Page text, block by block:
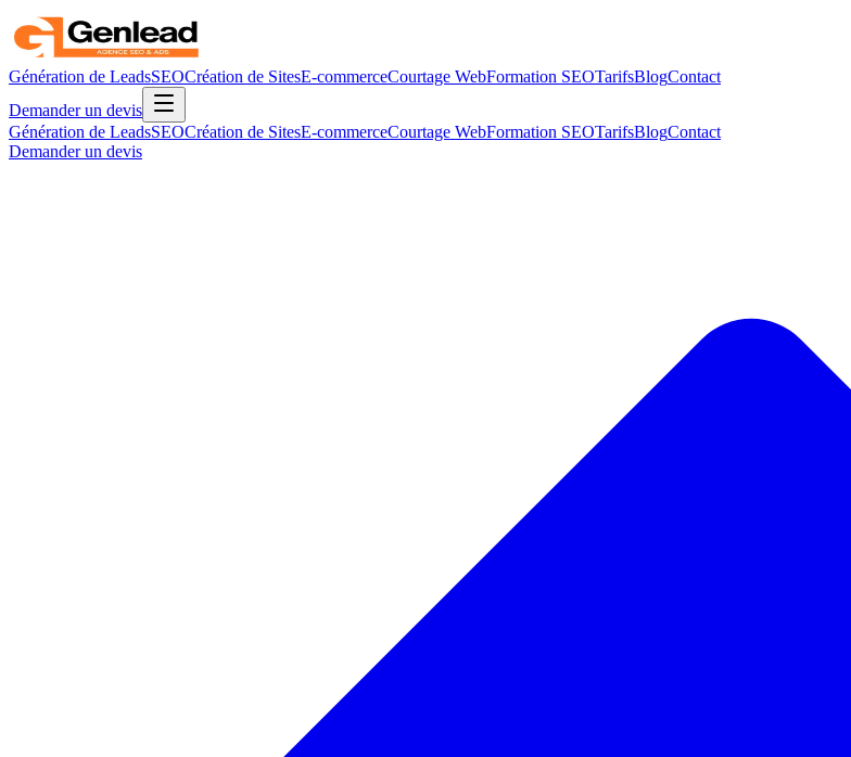
Génération de LeadsSEOCréation de SitesE-commerceCourtage WebFormation SEOTarifsBlogContact
Demander un devis
Génération de LeadsSEOCréation de SitesE-commerceCourtage WebFormation SEOTarifsBlogContact
Demander un devis